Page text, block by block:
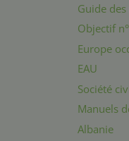
Guide
Objectif
Europe
EAU
Société
Manuels
Albanie